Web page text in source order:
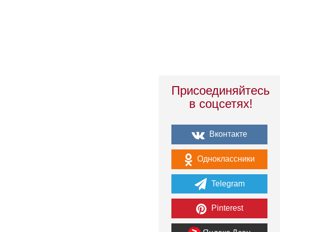
Присоединяйтесь
в соцсетях!
Вконтакте
Одноклассники
Telegram
Pinterest